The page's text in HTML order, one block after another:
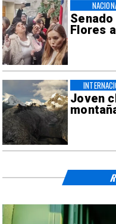
Flores
Joven